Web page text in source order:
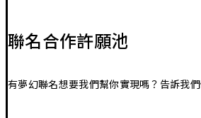
聯名合作許願池
有夢幻聯名想要我們幫你實現嗎？告訴我們